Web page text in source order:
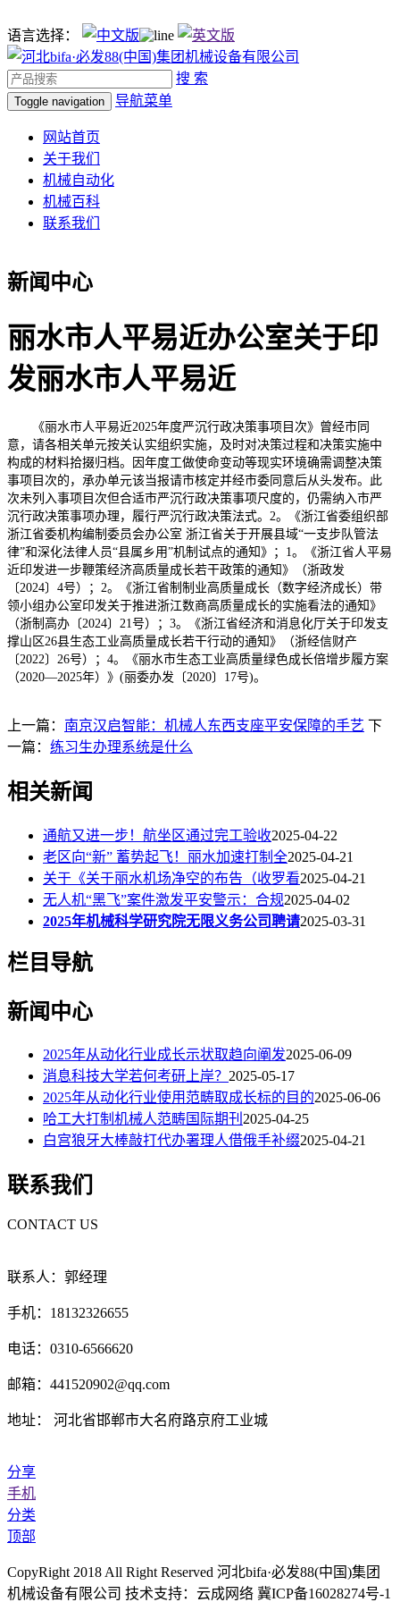
语言选择：
搜 索
Toggle navigation 导航菜单
网站首页
关于我们
机械自动化
机械百科
联系我们
新闻中心
丽水市人平易近办公室关于印
发丽水市人平易近
《丽水市人平易近2025年度严沉行政决策事项目次》曾经市同
意，请各相关单元按关认实组织实施，及时对决策过程和决策实施中
构成的材料拾掇归档。因年度工做使命变动等现实环境确需调整决策
事项目次的，承办单元该当报请市核定并经市委同意后从头发布。此
次未列入事项目次但合适市严沉行政决策事项尺度的，仍需纳入市严
沉行政决策事项办理，履行严沉行政决策法式。2。《浙江省委组织部
浙江省委机构编制委员会办公室 浙江省关于开展县域“一支步队管法
律”和深化法律人员“县属乡用”机制试点的通知》；1。《浙江省人平易
近印发进一步鞭策经济高质量成长若干政策的通知》（浙政发
〔2024〕4号）；2。《浙江省制制业高质量成长（数字经济成长）带
领小组办公室印发关于推进浙江数商高质量成长的实施看法的通知》
（浙制高办〔2024〕21号）；3。《浙江省经济和消息化厅关于印发支
撑山区26县生态工业高质量成长若干行动的通知》（浙经信财产
〔2022〕26号）；4。《丽水市生态工业高质量绿色成长倍增步履方案
（2020—2025年）》(丽委办发〔2020〕17号)。
上一篇： 南京汉启智能：机械人东西支座平安保障的手艺 下
一篇： 练习生办理系统是什么
相关新闻
通航又进一步！航坐区通过完工验收2025-04-22
老区向“新” 蓄势起飞！丽水加速打制全2025-04-21
关于《关于丽水机场净空的布告（收罗看2025-04-21
无人机“黑飞”案件激发平安警示：合规2025-04-02
2025年机械科学研究院无限义务公司聘请2025-03-31
栏目导航
新闻中心
2025年从动化行业成长示状取趋向阐发2025-06-09
消息科技大学若何考研上岸？ 2025-05-17
2025年从动化行业使用范畴取成长标的目的2025-06-06
哈工大打制机械人范畴国际期刊 2025-04-25
白宫狼牙大棒敲打代办署理人借俄手补缀2025-04-21
联系我们
CONTACT US
联系人：郭经理
手机：18132326655
电话：0310-6566620
邮箱：441520902@qq.com
地址： 河北省邯郸市大名府路京府工业城
分享
手机
分类
顶部
CopyRight 2018 All Right Reserved 河北bifa·必发88(中国)集团
机械设备有限公司 技术支持：云成网络 冀ICP备16028274号-1